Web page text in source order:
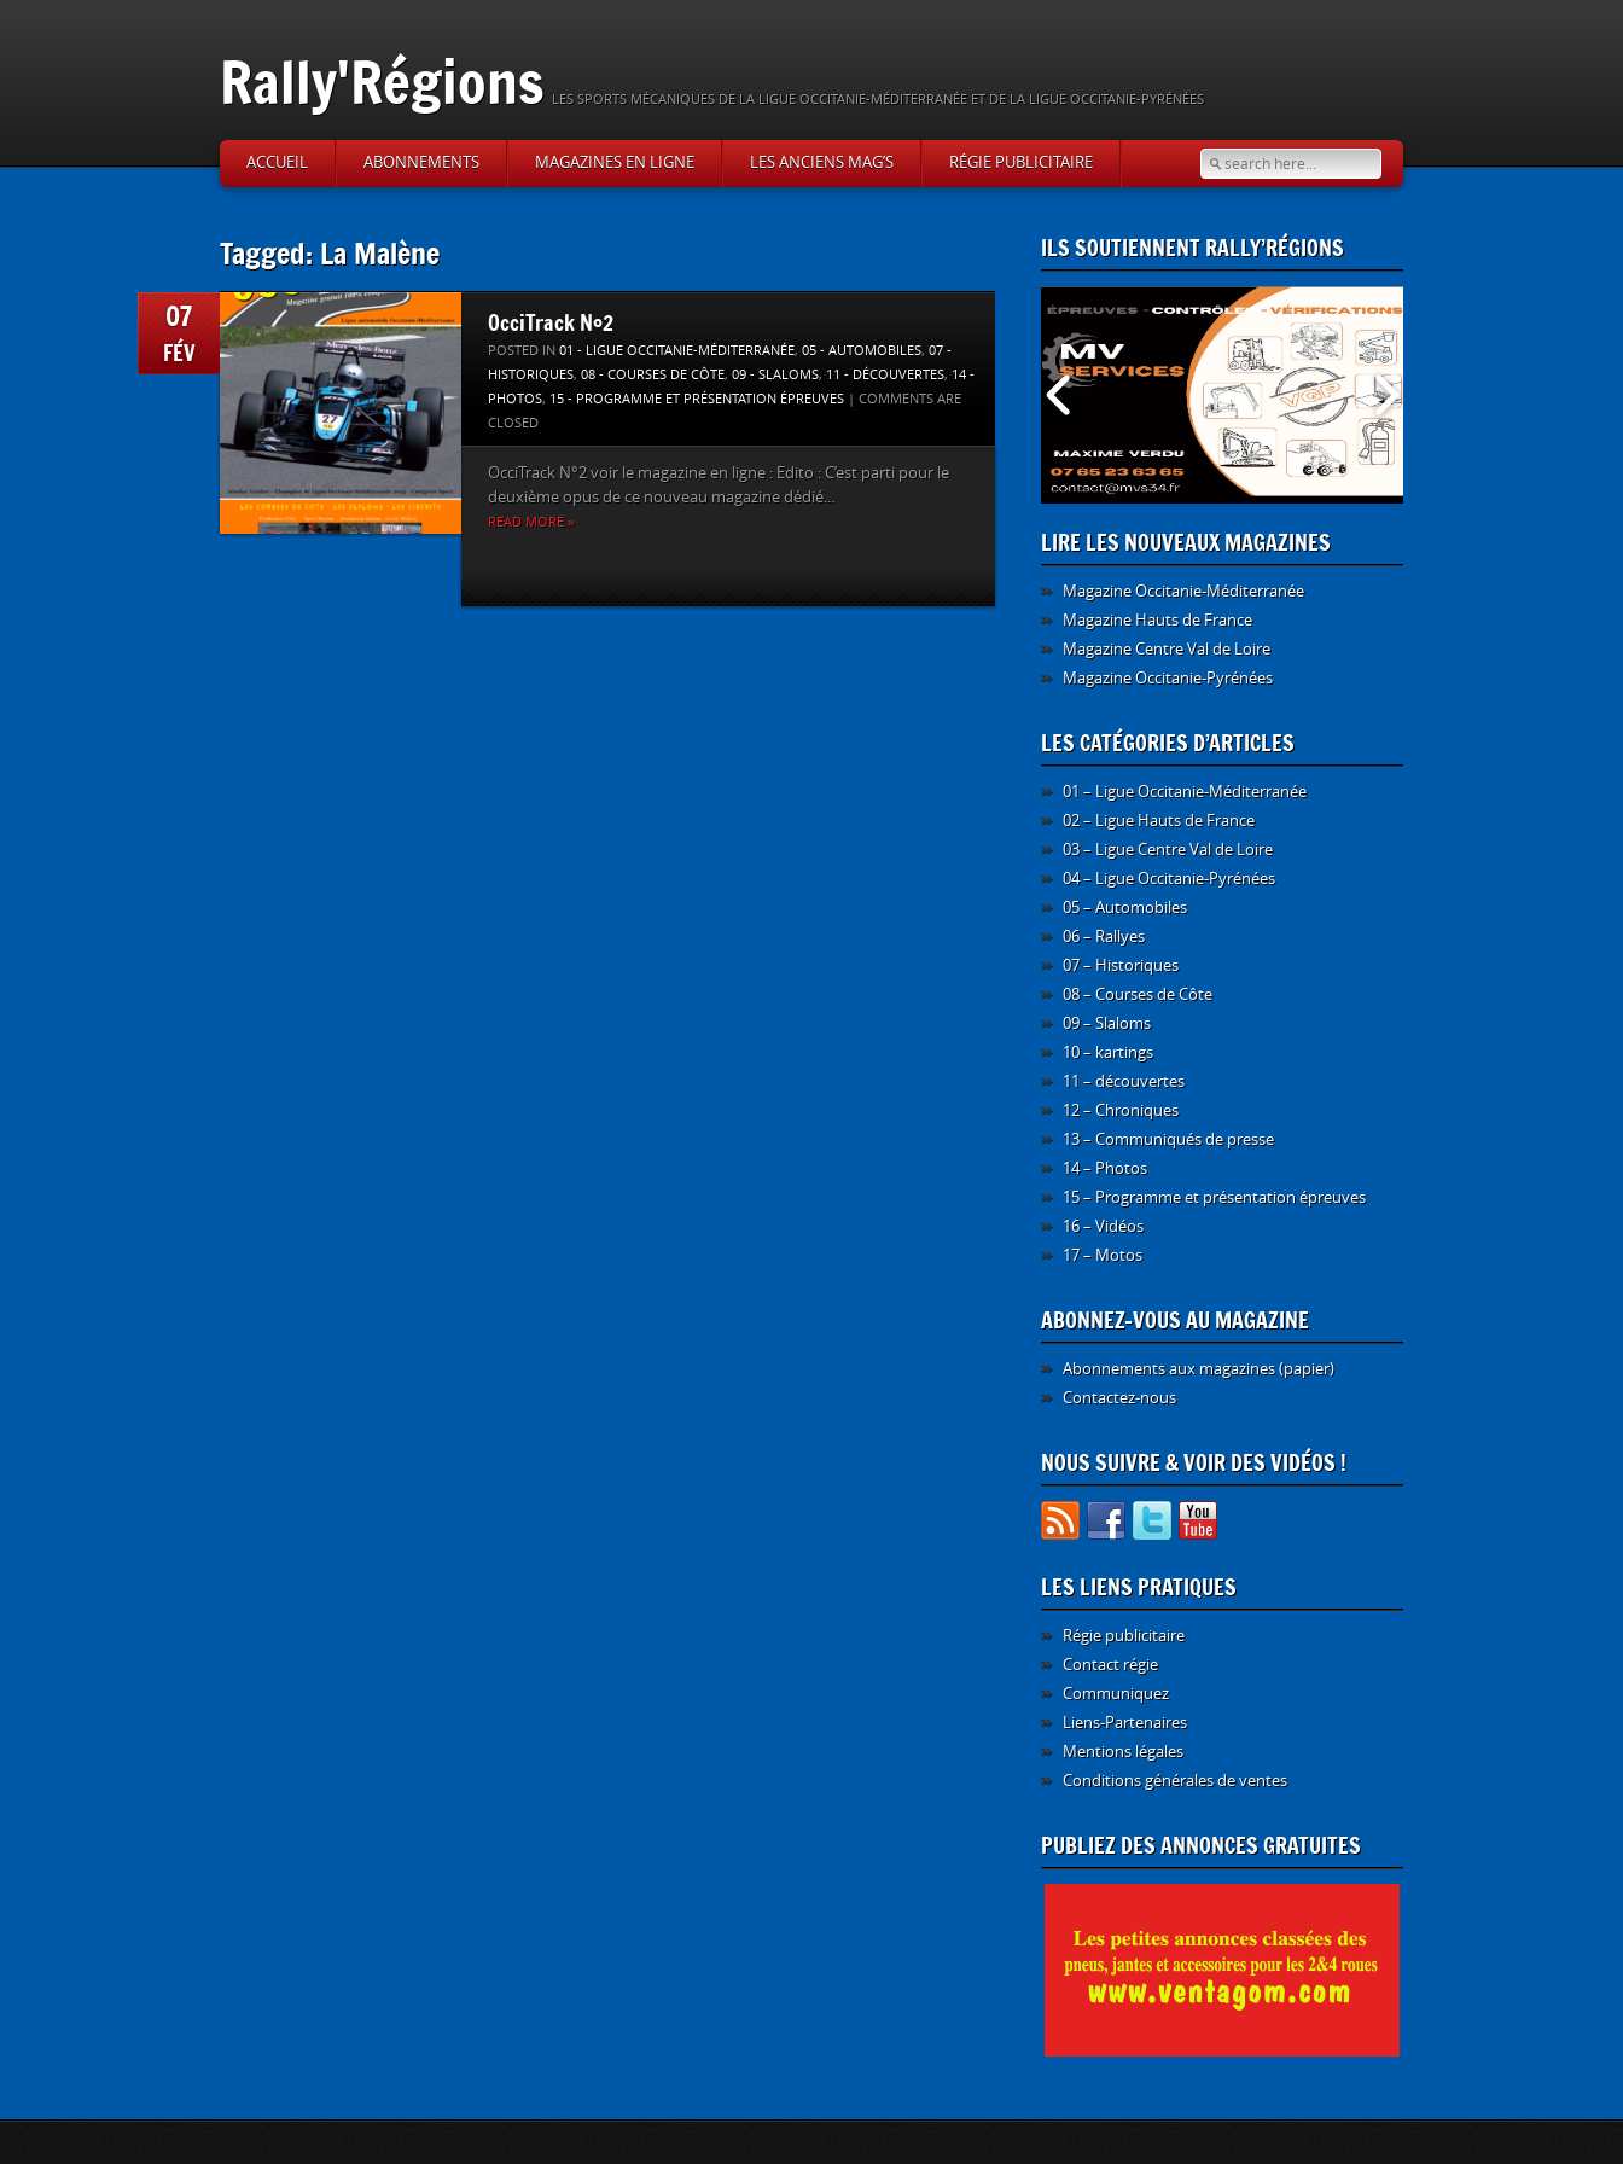
Rally'Régions LES SPORTS MÉCANIQUES DE LA LIGUE OCCITANIE-MÉDITERRANÉE ET DE LA LIGUE OCCITANIE-PYRÉNÉES
ACCUEIL ABONNEMENTS MAGAZINES EN LIGNE LES ANCIENS MAG’S RÉGIE PUBLICITAIRE
Tagged: La Malène
07
FÉV
OcciTrack N°2
POSTED IN 01 - LIGUE OCCITANIE-MÉDITERRANÉE, 05 - AUTOMOBILES, 07 -
HISTORIQUES, 08 - COURSES DE CÔTE, 09 - SLALOMS, 11 - DÉCOUVERTES, 14 -
PHOTOS, 15 - PROGRAMME ET PRÉSENTATION ÉPREUVES | COMMENTS ARE
CLOSED
OcciTrack N°2 voir le magazine en ligne : Edito : C’est parti pour le
deuxième opus de ce nouveau magazine dédié...
READ MORE »
ILS SOUTIENNENT RALLY’RÉGIONS
LIRE LES NOUVEAUX MAGAZINES
Magazine Occitanie-Méditerranée
Magazine Hauts de France
Magazine Centre Val de Loire
Magazine Occitanie-Pyrénées
LES CATÉGORIES D’ARTICLES
01 – Ligue Occitanie-Méditerranée
02 – Ligue Hauts de France
03 – Ligue Centre Val de Loire
04 – Ligue Occitanie-Pyrénées
05 – Automobiles
06 – Rallyes
07 – Historiques
08 – Courses de Côte
09 – Slaloms
10 – kartings
11 – découvertes
12 – Chroniques
13 – Communiqués de presse
14 – Photos
15 – Programme et présentation épreuves
16 – Vidéos
17 – Motos
ABONNEZ-VOUS AU MAGAZINE
Abonnements aux magazines (papier)
Contactez-nous
NOUS SUIVRE & VOIR DES VIDÉOS !
LES LIENS PRATIQUES
Régie publicitaire
Contact régie
Communiquez
Liens-Partenaires
Mentions légales
Conditions générales de ventes
PUBLIEZ DES ANNONCES GRATUITES